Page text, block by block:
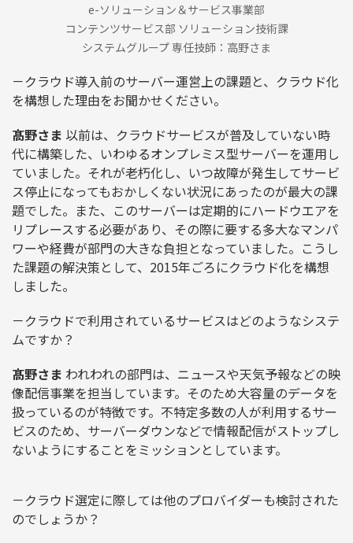
e-ソリューション＆サービス事業部
コンテンツサービス部 ソリューション技術課
システムグループ 専任技師：高野さま
－クラウド導入前のサーバー運営上の課題と、クラウド化
を構想した理由をお聞かせください。
髙野さま 以前は、クラウドサービスが普及していない時
代に構築した、いわゆるオンプレミス型サーバーを運用し
ていました。それが老朽化し、いつ故障が発生してサービ
ス停止になってもおかしくない状況にあったのが最大の課
題でした。また、このサーバーは定期的にハードウエアを
リプレースする必要があり、その際に要する多大なマンパ
ワーや経費が部門の大きな負担となっていました。こうし
た課題の解決策として、2015年ごろにクラウド化を構想
しました。
－クラウドで利用されているサービスはどのようなシステ
ムですか？
髙野さま われわれの部門は、ニュースや天気予報などの映
像配信事業を担当しています。そのため大容量のデータを
扱っているのが特徴です。不特定多数の人が利用するサー
ビスのため、サーバーダウンなどで情報配信がストップし
ないようにすることをミッションとしています。
－クラウド選定に際しては他のプロバイダーも検討された
のでしょうか？